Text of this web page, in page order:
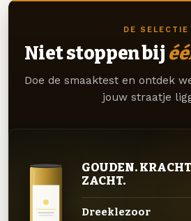
DE SELECTIE
Niet stoppen bij
Doe de smaaktest en ontdek
jouw straatje
GOUDEN.
ZACHT.
Dreeklezoor